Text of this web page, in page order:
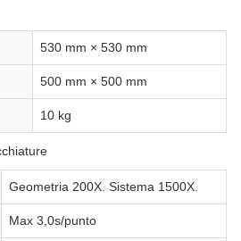
530 mm × 530 mm
500 mm × 500 mm
10 kg
Geometria 200X. Sistema 1500X.
Max 3,0s/punto